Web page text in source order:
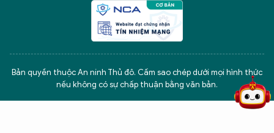
Bản quyền thuộc An ninh Thủ đô. Cấm sao chép dưới mọi hình thức
nếu không có sự chấp thuận bằng văn bản.
5 điểm nghẽn của Hà Nội giải pháp xử lý điểm nghẽn của